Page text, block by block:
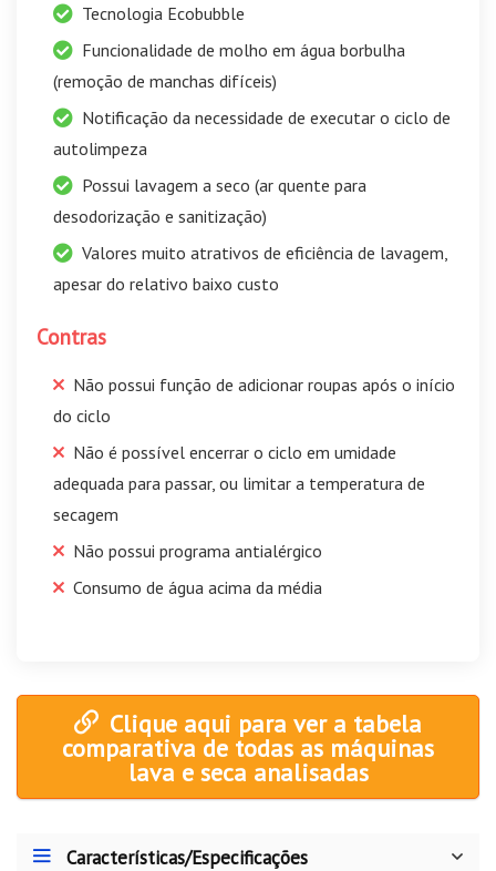
Tecnologia Ecobubble
Funcionalidade de molho em água borbulha
(remoção de manchas difíceis)
Notificação da necessidade de executar o ciclo de
autolimpeza
Possui lavagem a seco (ar quente para
desodorização e sanitização)
Valores muito atrativos de eficiência de lavagem,
apesar do relativo baixo custo
Contras
Não possui função de adicionar roupas após o início
do ciclo
Não é possível encerrar o ciclo em umidade
adequada para passar, ou limitar a temperatura de
secagem
Não possui programa antialérgico
Consumo de água acima da média
Clique aqui para ver a tabela
comparativa de todas as máquinas
lava e seca analisadas
Características/Especificações